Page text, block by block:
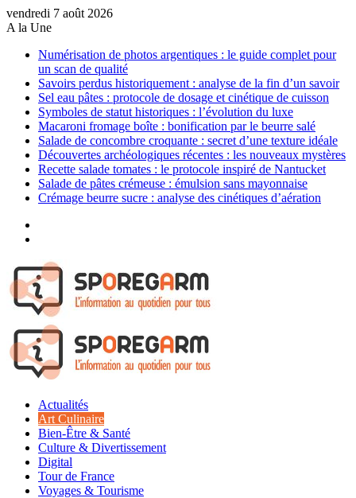
vendredi 7 août 2026
A la Une
Numérisation de photos argentiques : le guide complet pour
un scan de qualité
Savoirs perdus historiquement : analyse de la fin d’un savoir
Sel eau pâtes : protocole de dosage et cinétique de cuisson
Symboles de statut historiques : l’évolution du luxe
Macaroni fromage boîte : bonification par le beurre salé
Salade de concombre croquante : secret d’une texture idéale
Découvertes archéologiques récentes : les nouveaux mystères
Recette salade tomates : le protocole inspiré de Nantucket
Salade de pâtes crémeuse : émulsion sans mayonnaise
Crémage beurre sucre : analyse des cinétiques d’aération
Menu
Actualités
Art Culinaire
Bien-Être & Santé
Culture & Divertissement
Digital
Tour de France
Voyages & Tourisme